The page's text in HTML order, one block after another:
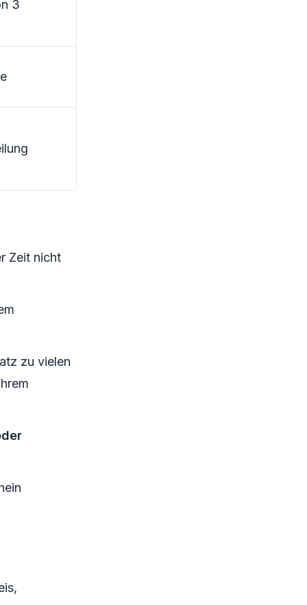
3
Zeit nicht
zu vielen